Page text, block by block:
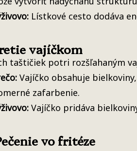
Lístkové cesto dodáva
vajíčkom
taštičiek potri rozšľahaným
Vajíčko obsahuje
zafarbenie.
Vajíčko pridáva
vo fritéze